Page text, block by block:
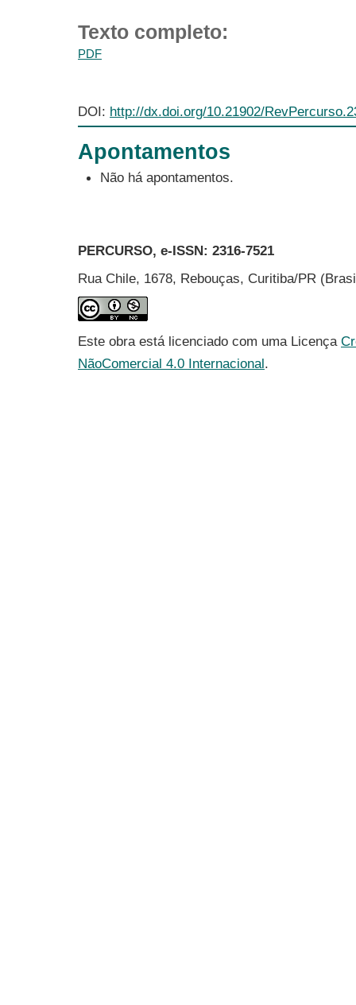
Texto completo:
PDF
DOI: http://dx.doi.org/10.21902/
Apontamentos
Não há apontamentos.
PERCURSO, e-ISSN: 2316-7521
Rua Chile, 1678, Rebouças, Curitiba/PR
Este obra está licenciado com uma Licença
NãoComercial 4.0 Internacional.